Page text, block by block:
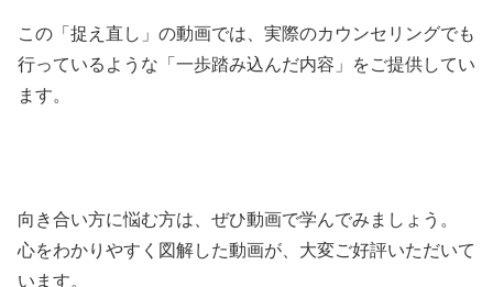
この「捉え直し」の動画では、実際のカウンセリングでも
行っているような「一歩踏み込んだ内容」をご提供してい
ます。
向き合い方に悩む方は、ぜひ動画で学んでみましょう。
心をわかりやすく図解した動画が、大変ご好評いただいて
います。